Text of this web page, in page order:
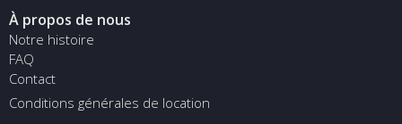
À propos de nous
Notre histoire
FAQ
Contact
Conditions générales de location